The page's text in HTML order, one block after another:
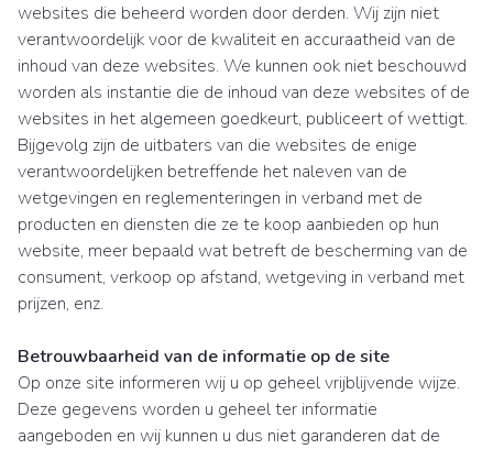
websites die beheerd worden door derden. Wij zijn niet
verantwoordelijk voor de kwaliteit en accuraatheid van de
inhoud van deze websites. We kunnen ook niet beschouwd
worden als instantie die de inhoud van deze websites of de
websites in het algemeen goedkeurt, publiceert of wettigt.
Bijgevolg zijn de uitbaters van die websites de enige
verantwoordelijken betreffende het naleven van de
wetgevingen en reglementeringen in verband met de
producten en diensten die ze te koop aanbieden op hun
website, meer bepaald wat betreft de bescherming van de
consument, verkoop op afstand, wetgeving in verband met
prijzen, enz.
Betrouwbaarheid van de informatie op de site
Op onze site informeren wij u op geheel vrijblijvende wijze.
Deze gegevens worden u geheel ter informatie
aangeboden en wij kunnen u dus niet garanderen dat de